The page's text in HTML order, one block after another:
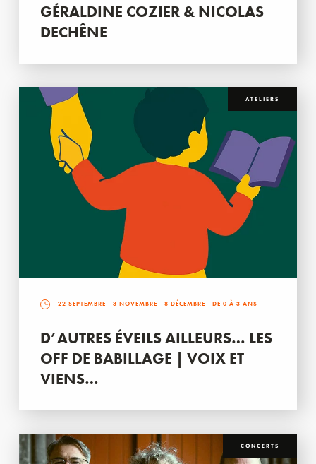
GÉRALDINE COZIER & NICOLAS
DECHÊNE
ATELIERS
22 SEPTEMBRE - 3 NOVEMBRE - 8 DÉCEMBRE - DE 0 À 3 ANS
D’AUTRES ÉVEILS AILLEURS… LES
OFF DE BABILLAGE | VOIX ET
VIENS…
CONCERTS